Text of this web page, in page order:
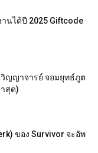
านได้ปี 2025 Giftcode
ญญาจารย์ จอมยุทธ์ภูต
สุด)
ของ Survivor จะอัพ